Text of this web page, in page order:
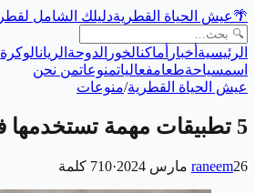
🌴عيش الحياة القطريةدليلك الشامل لقطر
الرئيسية أخبار أماكنالخور الدوحة الريانالوكرة
اسمسياحةطعامفعالياتمنوعاتمن نحن
عيش الحياة القطرية/منوعات
5 تطبيقات مهمة تستخدمها في قطر
raneem26 مارس 2024 ·
710 كلمة